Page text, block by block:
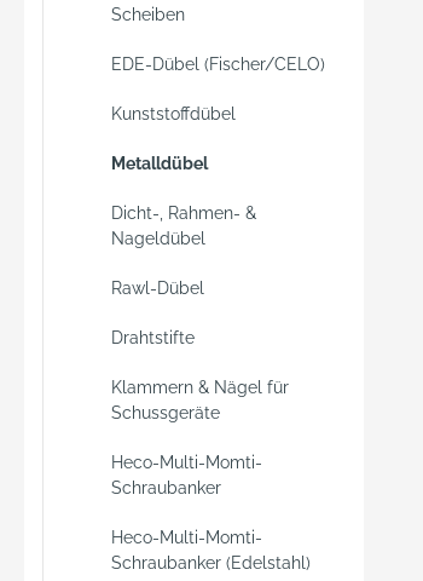
Scheiben
EDE-Dübel (Fischer/CELO)
Kunststoffdübel
Metalldübel
Dicht-, Rahmen- &
Nageldübel
Rawl-Dübel
Drahtstifte
Klammern & Nägel für
Schussgeräte
Heco-Multi-Momti-
Schraubanker
Heco-Multi-Momti-
Schraubanker (Edelstahl)